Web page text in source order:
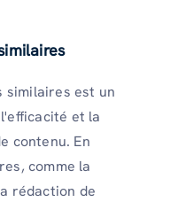
similaires est un
et la
contenu. En
comme la
rédaction de